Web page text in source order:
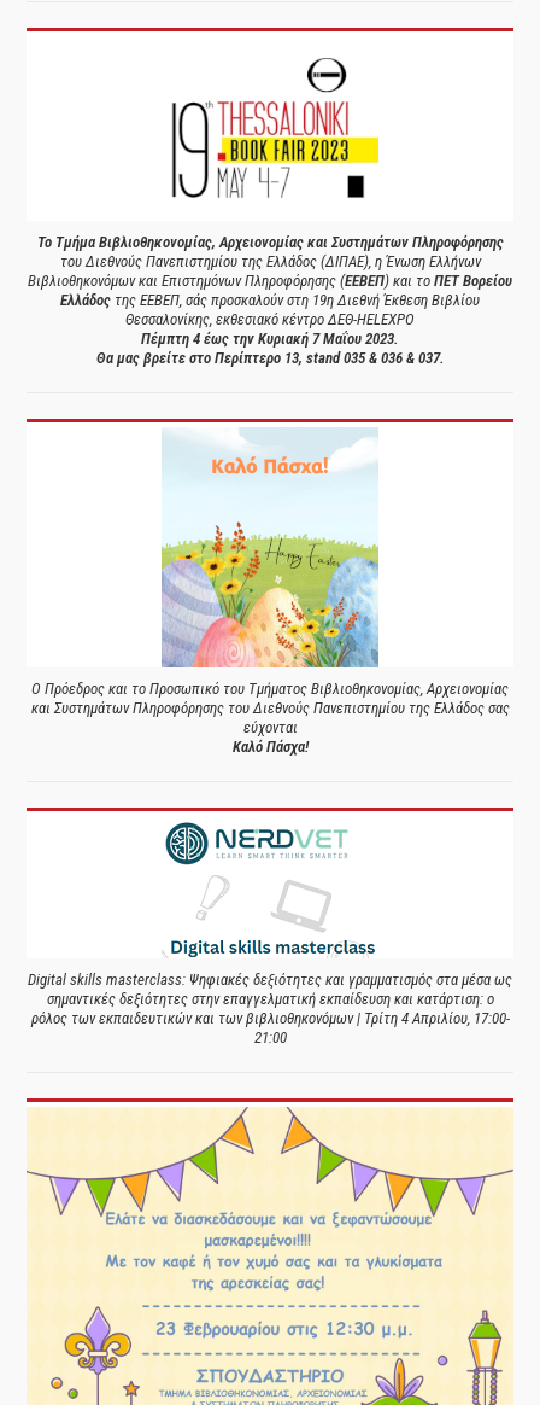
Το Τμήμα Βιβλιοθηκονομίας, Αρχειονομίας και Συστημάτων Πληροφόρησης
του Διεθνούς Πανεπιστημίου της Ελλάδος (ΔΙΠΑΕ), η Ένωση Ελλήνων
Βιβλιοθηκονόμων και Επιστημόνων Πληροφόρησης (ΕΕΒΕΠ) και το ΠΕΤ Βορείου
Ελλάδος της ΕΕΒΕΠ, σάς προσκαλούν στη 19η Διεθνή Έκθεση Βιβλίου
Θεσσαλονίκης, εκθεσιακό κέντρο ΔΕΘ-HELEXPO
Πέμπτη 4 έως την Κυριακή 7 Μαΐου 2023.
Θα μας βρείτε στο Περίπτερο 13, stand 035 & 036 & 037.
Ο Πρόεδρος και το Προσωπικό του Τμήματος Βιβλιοθηκονομίας, Αρχειονομίας
και Συστημάτων Πληροφόρησης του Διεθνούς Πανεπιστημίου της Ελλάδος σας
εύχονται
Καλό Πάσχα!
Digital skills masterclass: Ψηφιακές δεξιότητες και γραμματισμός στα μέσα ως
σημαντικές δεξιότητες στην επαγγελματική εκπαίδευση και κατάρτιση: ο
ρόλος των εκπαιδευτικών και των βιβλιοθηκονόμων | Τρίτη 4 Απριλίου, 17:00-
21:00